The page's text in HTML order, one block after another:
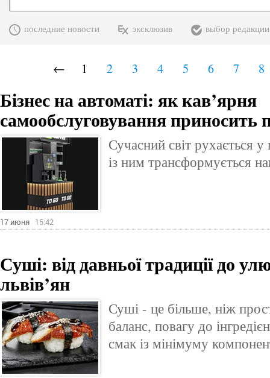
последние новости эксклюзив выбор редакции
← 1 2 3 4 5 6 7 8
Бізнес на автоматі: як кав’ярня
самообслуговування приносить
Сучасний світ рухається
із ним трансформується
17 июня 15:42
Суші: від давньої традиції до
львів’ян
Суші - це більше, ніж
баланс, повагу до
смак із мінімуму